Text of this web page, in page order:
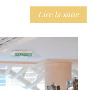
Lire la suite